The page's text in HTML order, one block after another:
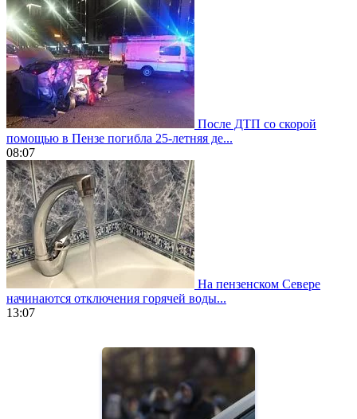
После ДТП со скорой
помощью в Пензе погибла 25-летняя де...
08:07
На пензенском Севере
начинаются отключения горячей воды...
13:07